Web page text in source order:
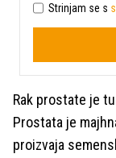
Strinjam se s
Rak prostate je
Prostata je
proizvaja